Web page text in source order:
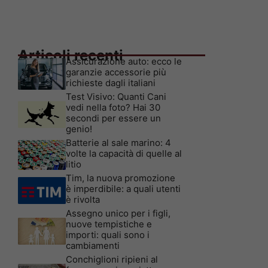
Articoli recenti
Assicurazione auto: ecco le
garanzie accessorie più
richieste dagli italiani
Test Visivo: Quanti Cani
vedi nella foto? Hai 30
secondi per essere un
genio!
Batterie al sale marino: 4
volte la capacità di quelle al
litio
Tim, la nuova promozione
è imperdibile: a quali utenti
è rivolta
Assegno unico per i figli,
nuove tempistiche e
importi: quali sono i
cambiamenti
Conchiglioni ripieni al